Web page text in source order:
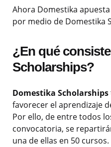
Ahora Domestika
por medio de Domestika
¿En qué
Scholarships?
Domestika Scholarships
favorecer el aprendizaje
Por ello, de entre todos
convocatoria, se
una de ellas en 50 cursos.